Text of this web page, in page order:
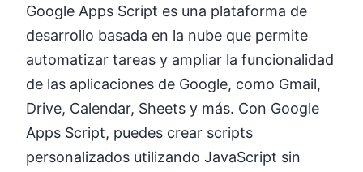
Google Apps Script es una plataforma de
desarrollo basada en la nube que permite
automatizar tareas y ampliar la funcionalidad
de las aplicaciones de Google, como Gmail,
Drive, Calendar, Sheets y más. Con Google
Apps Script, puedes crear scripts
personalizados utilizando JavaScript sin